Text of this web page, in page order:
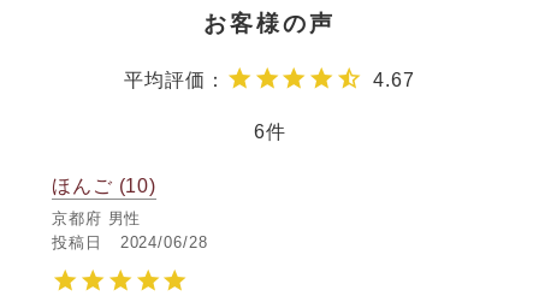
4.67
6
ほんご 10
京都府 男性
投稿日
2024/06/28